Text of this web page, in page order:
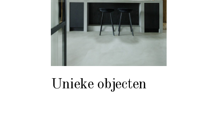
Unieke objecten